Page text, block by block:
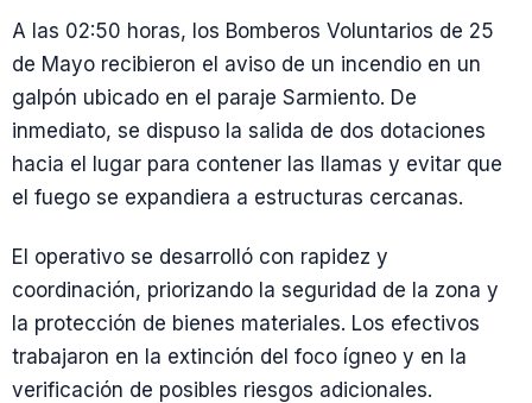
A las 02:50 horas, los Bomberos Voluntarios de 25
de Mayo recibieron el aviso de un incendio en un
galpón ubicado en el paraje Sarmiento. De
inmediato, se dispuso la salida de dos dotaciones
hacia el lugar para contener las llamas y evitar que
el fuego se expandiera a estructuras cercanas.
El operativo se desarrolló con rapidez y
coordinación, priorizando la seguridad de la zona y
la protección de bienes materiales. Los efectivos
trabajaron en la extinción del foco ígneo y en la
verificación de posibles riesgos adicionales.